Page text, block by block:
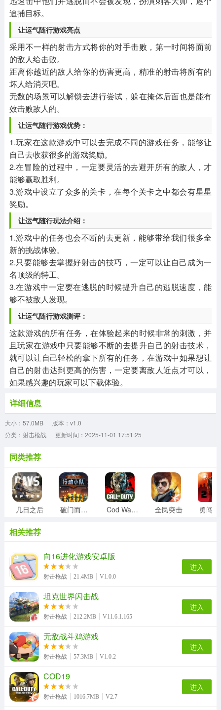
追捕目标。
让运气随行游戏亮点
采用不一样的射击方式将你的对手击败，第一时间将面前
的敌人给击败。
距离你越近的敌人给你的伤害更高，精准的射击将所有的
坏人给消灭吧。
无数的场景可以解锁去进行尝试，躲在掩体后面也是能有
效击败敌人的。
让运气随行游戏优势：
1.玩家在这款游戏中可以去完成不同的游戏任务，能够让
自己去收获很多的游戏奖励。
2.在冒险的过程中，一定要灵活的去避开所有的敌人，才
能够赢取胜利。
3.游戏中设立了众多的关卡，在每个关卡之中都会有星星
奖励。
让运气随行玩法介绍：
1.游戏中的任务也会不断的去更新，能够带给我们很多全
新的挑战体验。
2.只要能够去掌握好射击的技巧，一定可以让自己成为一
名顶级的特工。
3.在游戏中一定要在逃脱的时候提升自己的逃脱速度，能
够不被敌人发现。
让运气随行游戏测评：
这款游戏的所有任务，在体验起来的时候非常的刺激，并
且玩家在游戏中只要能够不断的去提升自己的射击技术，
就可以让自己轻松的拿下所有的任务，在游戏中如果想让
自己的射击达到更高的伤害，一定要离敌人近点才可以，
如果感兴趣的玩家可以下载体验。
详细信息
大小：57.0MB
版本：v1.0
分类：射击枪战
更新时间：2025-11-01 17:51:25
同类推荐
几日之后 破门而入行动小队 Cod Warzone 全民突击
相关推荐
向16进化游戏安卓版
射击枪战 21.4MB V1.0.0
进入
坦克世界闪击战
射击枪战 212.2MB V11.6.1.165
进入
无敌战斗鸡游戏
射击枪战 57.3MB V1.0.2
进入
COD19
射击枪战 1016.7MB V2.7
进入